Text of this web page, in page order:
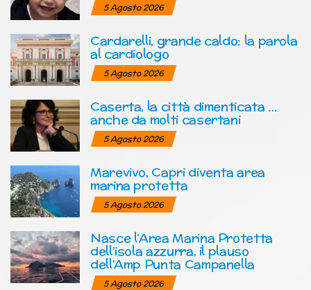
5 Agosto 2026
Cardarelli, grande caldo: la parola
al cardiologo
5 Agosto 2026
Caserta, la città dimenticata …
anche da molti casertani
5 Agosto 2026
Marevivo, Capri diventa area
marina protetta
5 Agosto 2026
Nasce l’Area Marina Protetta
dell’isola azzurra, il plauso
dell’Amp Punta Campanella
5 Agosto 2026